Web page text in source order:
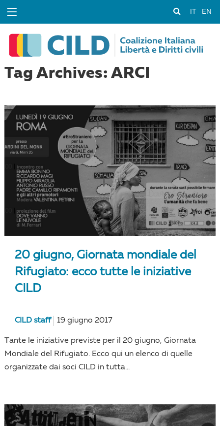
EN
Tag Archives: ARCI
20 giugno, Giornata mondiale del
Rifugiato: ecco tutte le iniziative
CILD
CILD staff 19 giugno 2017
Tante le iniziative previste per il 20 giugno, Giornata
Mondiale del Rifugiato. Ecco qui un elenco di quelle
organizzate dai soci CILD in tutta...